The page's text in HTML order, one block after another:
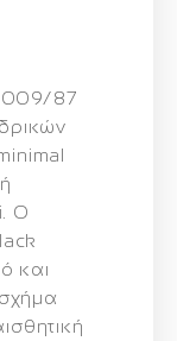
87
Ο
και